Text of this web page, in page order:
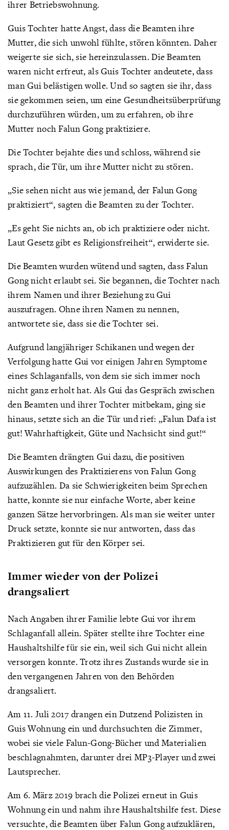
ihrer Betriebswohnung.
Guis Tochter hatte Angst, dass die Beamten ihre
Mutter, die sich unwohl fühlte, stören könnten. Daher
weigerte sie sich, sie hereinzulassen. Die Beamten
waren nicht erfreut, als Guis Tochter andeutete, dass
man Gui belästigen wolle. Und so sagten sie ihr, dass
sie gekommen seien, um eine Gesundheitsüberprüfung
durchzuführen würden, um zu erfahren, ob ihre
Mutter noch Falun Gong praktiziere.
Die Tochter bejahte dies und schloss, während sie
sprach, die Tür, um ihre Mutter nicht zu stören.
„Sie sehen nicht aus wie jemand, der Falun Gong
praktiziert“, sagten die Beamten zu der Tochter.
„Es geht Sie nichts an, ob ich praktiziere oder nicht.
Laut Gesetz gibt es Religionsfreiheit“, erwiderte sie.
Die Beamten wurden wütend und sagten, dass Falun
Gong nicht erlaubt sei. Sie begannen, die Tochter nach
ihrem Namen und ihrer Beziehung zu Gui
auszufragen. Ohne ihren Namen zu nennen,
antwortete sie, dass sie die Tochter sei.
Aufgrund langjähriger Schikanen und wegen der
Verfolgung hatte Gui vor einigen Jahren Symptome
eines Schlaganfalls, von dem sie sich immer noch
nicht ganz erholt hat. Als Gui das Gespräch zwischen
den Beamten und ihrer Tochter mitbekam, ging sie
hinaus, setzte sich an die Tür und rief: „Falun Dafa ist
gut! Wahrhaftigkeit, Güte und Nachsicht sind gut!“
Die Beamten drängten Gui dazu, die positiven
Auswirkungen des Praktizierens von Falun Gong
aufzuzählen. Da sie Schwierigkeiten beim Sprechen
hatte, konnte sie nur einfache Worte, aber keine
ganzen Sätze hervorbringen. Als man sie weiter unter
Druck setzte, konnte sie nur antworten, dass das
Praktizieren gut für den Körper sei.
Immer wieder von der Polizei
drangsaliert
Nach Angaben ihrer Familie lebte Gui vor ihrem
Schlaganfall allein. Später stellte ihre Tochter eine
Haushaltshilfe für sie ein, weil sich Gui nicht allein
versorgen konnte. Trotz ihres Zustands wurde sie in
den vergangenen Jahren von den Behörden
drangsaliert.
Am 11. Juli 2017 drangen ein Dutzend Polizisten in
Guis Wohnung ein und durchsuchten die Zimmer,
wobei sie viele Falun-Gong-Bücher und Materialien
beschlagnahmten, darunter drei MP3-Player und zwei
Lautsprecher.
Am 6. März 2019 brach die Polizei erneut in Guis
Wohnung ein und nahm ihre Haushaltshilfe fest. Diese
versuchte, die Beamten über Falun Gong aufzuklären,